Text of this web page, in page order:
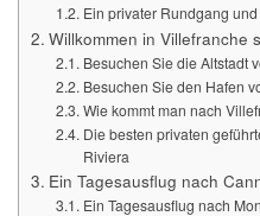
Ein privater Rundgang
Willkommen in Villefranche
Besuchen Sie die Altstadt
Besuchen Sie den Hafen
Wie kommt man nach
Die besten privaten
Riviera
Ein Tagesausflug nach
Ein Tagesausflug nach